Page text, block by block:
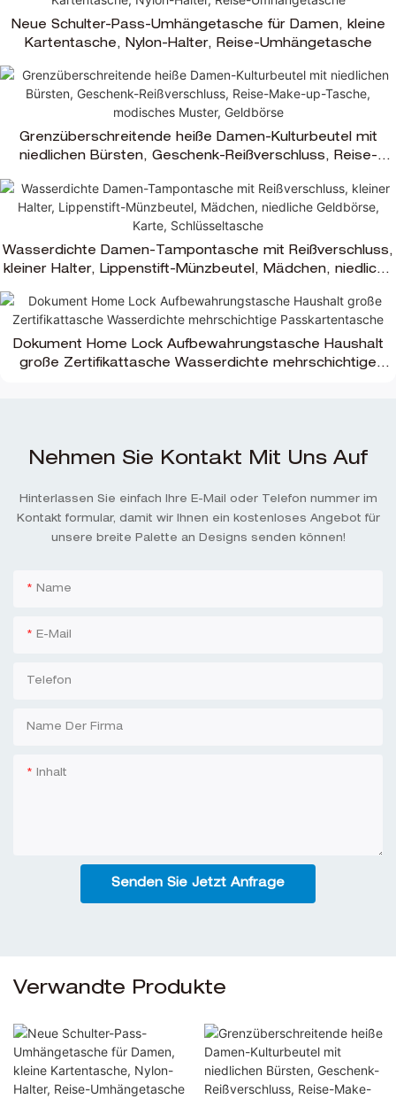
Neue Schulter-Pass-Umhängetasche für Damen, kleine
Kartentasche, Nylon-Halter, Reise-Umhängetasche
Grenzüberschreitende heiße Damen-Kulturbeutel mit
niedlichen Bürsten, Geschenk-Reißverschluss, Reise-
Wasserdichte Damen-Tampontasche mit Reißverschluss,
kleiner Halter, Lippenstift-Münzbeutel, Mädchen, niedliche
Dokument Home Lock Aufbewahrungstasche Haushalt
große Zertifikattasche Wasserdichte mehrschichtige
Nehmen Sie Kontakt Mit Uns Auf
Hinterlassen Sie einfach Ihre E-Mail oder Telefon nummer im
Kontakt formular, damit wir Ihnen ein kostenloses Angebot für
unsere breite Palette an Designs senden können!
Name
E-Mail
Telefon
Name Der Firma
Inhalt
Senden Sie Jetzt Anfrage
Verwandte Produkte